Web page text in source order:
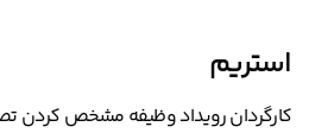
استریم
کارگردان رویداد وظیفه مشخص کردن